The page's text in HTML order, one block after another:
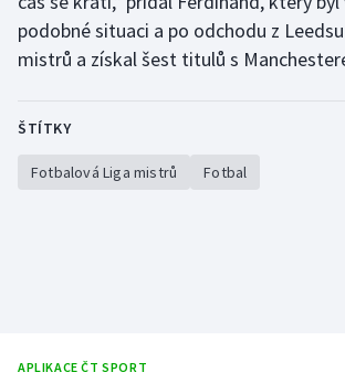
podobné situaci a po odchodu z
mistrů a získal šest titulů s
ŠTÍTKY
Fotbalová Liga mistrů Fotbal
APLIKACE ČT SPORT